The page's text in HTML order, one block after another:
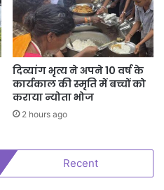
दिव्यांग भृत्य ने अपने 10 वर्ष के
कार्यकाल की स्मृति में बच्चों को
कराया न्योता भोज
2 hours ago
Recent